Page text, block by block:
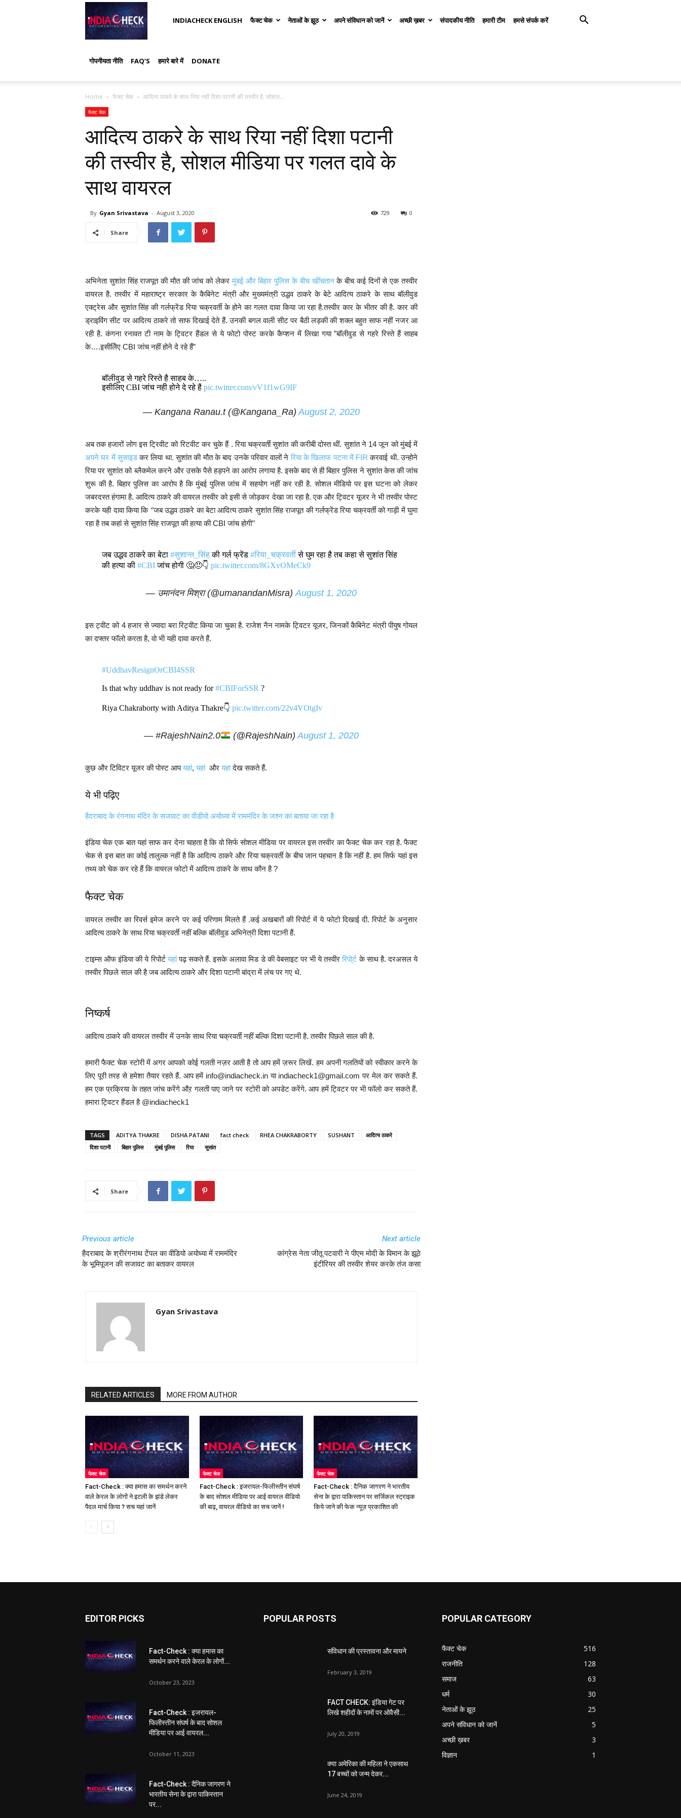
IndiaCheckINDIACHECK ENGLISH फैक्ट चेक नेताओं के झूठ अपने संविधान को जानें अच्छी ख़बर संपादकीय नीति हमारी टीम हमसे संपर्क करें
गोपनीयता नीति FAQ’S हमारे बारे में DONATE
Home फैक्ट चेक आदित्य ठाकरे के साथ रिया नहीं दिशा पटानी की तस्वीर है, सोशल...
फैक्ट चेक
आदित्य ठाकरे के साथ रिया नहीं दिशा पटानी
की तस्वीर है, सोशल मीडिया पर गलत दावे के
साथ वायरल
By Gyan Srivastava - August 3, 2020 0
729
Share
अभिनेता सुशांत सिंह राजपूत की मौत की जांच को लेकर मुंबई और बिहार पुलिस के बीच खींचतानके बीच कई दिनों से एक तस्वीर
वायरल है. तस्वीर में महाराष्ट्र सरकार के कैबिनेट मंत्री और मुख्यमंत्री उद्धव ठाकरे के बेटे आदित्य ठाकरे के साथ बॉलीवुड
एक्ट्रेस और सुशांत सिंह की गर्लफ्रेंड रिया चक्रवर्ती के होने का गलत दावा किया जा रहा है.तस्वीर कार के भीतर की है. कार की
ड्राइविंग सीट पर आदित्य ठाकरे तो साफ दिखाई देते हैं. उनकी बगल वाली सीट पर बैठी लड़की की शक्ल बहुत साफ नहीं नजर आ
रही है. कंगना रनावत टी नाम के ट्विटर हैंडल से ये फोटो पोस्ट करके कैप्शन में लिखा गया ”बॉलीवुड से गहरे रिस्ते हैं साहब
के….इसीलिेए CBI जांच नहीं होने दे रहे हैं”
बॉलीवुड से गहरे रिस्ते है साहब के…..
इसीलिए CBI जांच नही होने दे रहे है pic.twitter.com/vV1f1wG9IF
— Kangana Ranau.t (@Kangana_Ra)August 2, 2020
अब तक हजारों लोग इस ट्रिवीट को रिटवीट कर चुके हैं . रिया चक्रवर्ती सुशांत की करीबी दोस्त थीं. सुशांत ने 14 जून को मुंबई में
अपने घर में सुसाइडकर लिया था. सुशांत की मौत के बाद उनके परिवार वालों ने रिया के खिलाफ पटना में FIRकरवाई थी. उन्होने
रिया पर सुशांत को ब्लैकमेल करने और उसके पैसे हड़पने का आरोप लगाया है. इसके बाद से ही बिहार पुलिस ने सुशांत केस की जांच
शुरू की है. बिहार पुलिस का आरोप है कि मुंबई पुलिस जांच में सहयोग नहीं कर रही है. सोशल मीडियो पर इस घटना को लेकर
जबरदस्त हंगामा है. आदित्य ठाकरे की वायरल तस्वीर को इसी से जोड़कर देखा जा रहा है. एक और ट्विटर यूजर ने भी तस्वीर पोस्ट
करके यही दावा किया कि ‘’जब उद्धव ठाकरे का बेटा आदित्य ठाकरे सुशांत सिंह राजपूत की गर्लफ्रेंड रिया चक्रवर्ती को गाड़ी में घुमा
रहा है तब कहां से सुशांत सिंह राजपूत की हत्या की CBI जांच होगी’’
जब उद्धव ठाकरे का बेटा #सुशान्त_सिंहकी गर्ल फ्रेंड #रिया_चक्रवर्तीसे घुम रहा है तब कहा से सुशांत सिंह
की हत्या की #CBIजांच होगी 🤔😠👇 pic.twitter.com/8GXvOMeCk9
— उमानंदन मिश्रा (@umanandanMisra)August 1, 2020
इस ट्वीट को 4 हजार से ज्यादा बरा रिट्वीट किया जा चुका है. राजेश नैन नामके ट्विटर यूजर, जिनकों कैबिनेट मंत्री पीयुष गोयल
का दफ्तर फॉलो करता है, वो भी यही दावा करते हैं.
#UddhavResignOrCBI4SSR
Is that why uddhav is not ready for#CBIForSSR ?
Riya Chakraborty with Aditya Thakre👇 pic.twitter.com/22v4VOtgIv
— #RajeshNain2.0 (@RajeshNain)August 1, 2020
कुछ और टिविटर यूजर की पोस्ट आपयहां,यहांऔरयहादेख सकते हैं.
ये भी पढ़िए
हैदराबाद के रंगनाथ मंदिर के सजावट का वीडीयो अयोध्या में राममंदिर के जश्न का बताया जा रहा है
इंडिया चेक एक बात यहां साफ कर देना चाहता है कि वो सिर्फ सोशल मीडिया पर वायरल इस तस्वीर का फैक्ट चेक कर रहा है. फैक्ट
चेक से इस बात का कोई तालुल्क नहीं है कि आदित्य ठाकरे और रिया चक्रवर्ती के बीच जान पहचान है कि नहीं है. हम सिर्फ यहां इस
तथ्य को चेक कर रहे हैं कि वायरल फोटो में आदित्य ठाकरे के साथ कौन है ?
फैक्ट चेक
वायरल तस्वीर का रिवर्स इमेज करने पर कई परिणाम मिलते हैं .कई अखबारों की रिपोर्ट में ये फोटो दिखाई दी. रिपोर्ट के अनुसार
आदित्य ठाकरे के साथ रिया चक्रवर्ती नहीं बल्कि बॉलीवुड अभिनेत्री दिशा पटानी हैं.
टाइम्स ऑफ इंडिया की ये रिपोर्टयहांपढ़ सकते हैं. इसके अलावा मिड डे की वेबसाइट पर भी ये तस्वीररिपो्र्ट के साथ है. दरअसल ये
तस्वीर पिछले साल की है जब आदित्य ठाकरे और दिशा पटानी बांद्रा में लंच पर गए थे.
निष्कर्ष
आदित्य ठाकरे की वायरल तस्वीर में उनके साथ रिया चक्रवर्ती नहीं बल्कि दिशा पटानी है. तस्वीर पिछले साल की है.
हमारी फैक्ट चेक स्टोरी में अगर आपको कोई गलती नज़र आती है तो आप हमें ज़रूर लिखें. हम अपनी गलतियों को स्वीकार करने के
लिए पूरी तरह से हमेशा तैयार रहते हैं. आप हमें info@indiacheck.in या indiacheck1@gmail.com पर मेल कर सकते हैं.
हम एक प्रक्रिया के तहत जांच करेंगे औऱ गलती पाए जाने पर स्टोरी को अपडेट करेंगे. आप हमें ट्विटर पर भी फॉलो कर सकते हैं.
हमारा ट्विटर हैंडल है @indiacheck1
TAGS ADITYA THAKRE DISHA PATANI fact check RHEA CHAKRABORTY SUSHANT
आदित्य ठाकरे
दिशा पटानी
बिहार पुलिस मुंबई पुलिस रिया सुसांत
Share
Previous article
हैदराबाद के श्रीरंगनाथ टेंपल का वीडियो अयोध्या में राममंदिर
के भूमिपूजन की सजावट का बताकर वायरल
Next article
कांग्रेस नेता जीतू पटवारी ने पीएम मोदी के विमान के झूठे
इंटीरियर की तस्वीर शेयर करके तंज कसा
Gyan Srivastava
RELATED ARTICLES MORE FROM AUTHOR
फैक्ट चेक
Fact-Check : क्या हमास का समर्थन करने
वाले केरल के लोगों ने इटली के झंडे लेकर
पैदल मार्च किया ? सच यहां जानें
फैक्ट चेक
Fact-Check : इजरायल-फिलीस्तीन संघर्ष
के बाद सोशल मीडिया पर आई वायरल वीडियो
की बाढ़, वायरल वीडियो का सच जानें !
फैक्ट चेक
Fact-Check : दैनिक जागरण ने भारतीय
सेना के द्वारा पाकिस्तान पर सर्जिकल स्ट्राइक
किये जाने की फेक न्यूज़ प्रकाशित की
EDITOR PICKS
Fact-Check : क्या हमास का
समर्थन करने वाले केरल के लोगों...
October 23, 2023
Fact-Check : इजरायल-
फिलीस्तीन संघर्ष के बाद सोशल
मीडिया पर आई वायरल...
October 11, 2023
Fact-Check : दैनिक जागरण ने
भारतीय सेना के द्वारा पाकिस्तान
पर...
POPULAR POSTS
संविधान की प्रस्तावना और मायने
February 3, 2019
FACT CHECK: इंडिया गेट पर
लिखे शहीदों के नामों पर ओवैसी...
July 20, 2019
क्या अमेरिका की महिला ने एकसाथ
17 बच्चों को जन्म देकर...
June 24, 2019
POPULAR CATEGORY
फैक्ट चेक
516
राजनीति
128
समाज
63
धर्म
30
नेताओं के झूठ
25
अपने संविधान को जानें
5
अच्छी ख़बर
3
विज्ञान
1